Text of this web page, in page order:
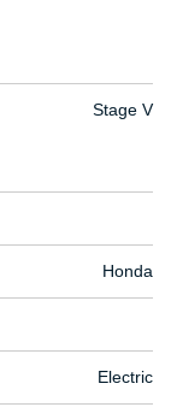
Stage V
Honda
Electric